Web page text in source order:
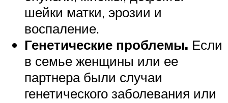
шейки матки, эрозии и
воспаление.
Генетические проблемы. Если
в семье женщины или ее
партнера были случаи
генетического заболевания или